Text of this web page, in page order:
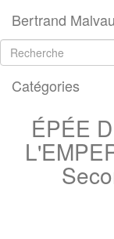
Bertrand
Catégories
ÉPÉE